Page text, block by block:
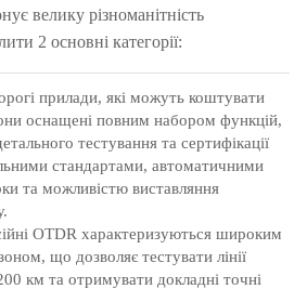
велику різноманітність
2 основні категорії:
прилади, які можуть коштувати
оснащені повним набором функцій,
тестування та сертифікації
стандартами, автоматичними
та можливістю виставляння
OTDR характеризуються широким
що дозволяє тестувати лінії
км та отримувати докладні точні